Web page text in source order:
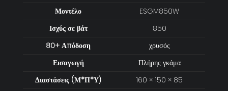
Μοντέλο
ESGM850W
Ισχύς σε βάτ
850
80+ Απόδοση
χρυσός
Εισαγωγή
Πλήρης γκάμα
Διαστάσεις (Μ*Π*Υ)
160 × 150 × 85